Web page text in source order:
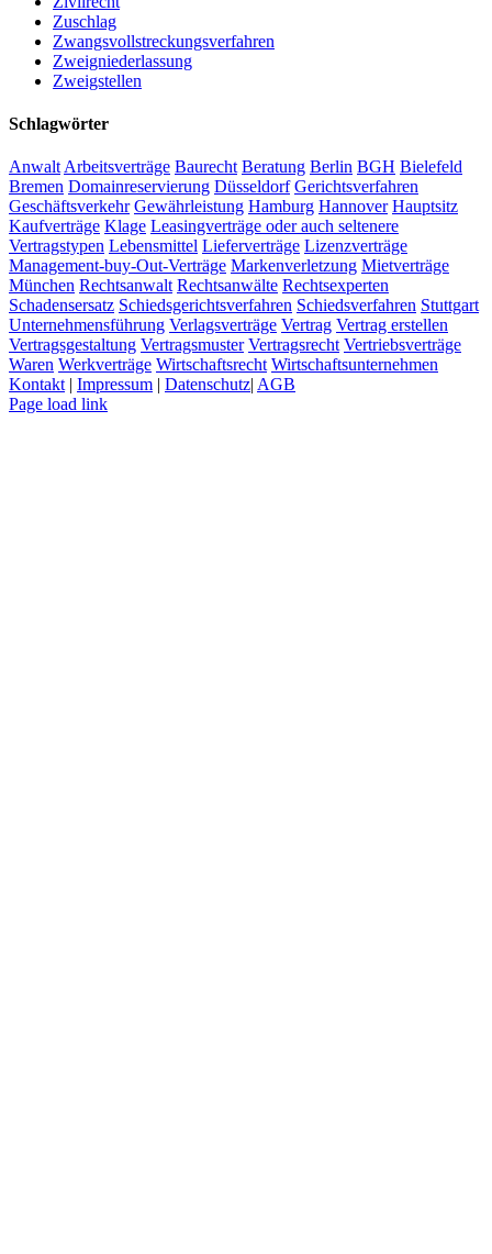
Zuschlag
Zwangsvollstreckungsverfahren
Zweigniederlassung
Zweigstellen
Schlagwörter
Anwalt Arbeitsverträge Baurecht Beratung Berlin BGH Bielefeld
Bremen Domainreservierung Düsseldorf Gerichtsverfahren
Geschäftsverkehr Gewährleistung Hamburg Hannover Hauptsitz
Kaufverträge Klage Leasingverträge oder auch seltenere
Vertragstypen Lebensmittel Lieferverträge Lizenzverträge
Management-buy-Out-Verträge Markenverletzung Mietverträge
München Rechtsanwalt Rechtsanwälte Rechtsexperten
Schadensersatz Schiedsgerichtsverfahren Schiedsverfahren Stuttgart
Unternehmensführung Verlagsverträge Vertrag Vertrag erstellen
Vertragsgestaltung Vertragsmuster Vertragsrecht Vertriebsverträge
Waren Werkverträge Wirtschaftsrecht Wirtschaftsunternehmen
Kontakt | Impressum | Datenschutz| AGB
Page load link